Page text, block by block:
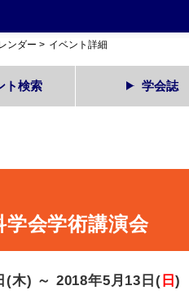
ンダー > イベント詳細
ト検索 学会誌
学会学術講演会
(木) ～ 2018年5月13日( 日)